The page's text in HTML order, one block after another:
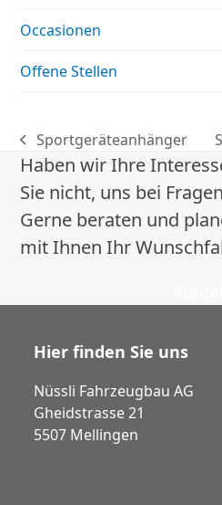
Occasionen
Offene Stellen
vorheriger
Beitrag:
Sportgeräteanhänger
Haben wir Ihre
Sie nicht, uns bei
Gerne beraten und
mit Ihnen Ihr
Hier finden Sie uns
Nüssli Fahrzeugbau AG
Gheidstrasse 21
5507 Mellingen